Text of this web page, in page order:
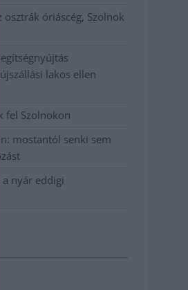
óriáscég, Szolnok
lakos ellen
fel Szolnokon
mostantól senki sem
nyár eddigi